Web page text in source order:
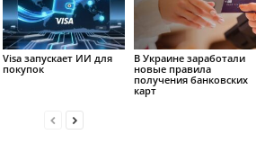
Visa запускает ИИ для
покупок
В Украине заработали
новые правила
получения банковских
карт